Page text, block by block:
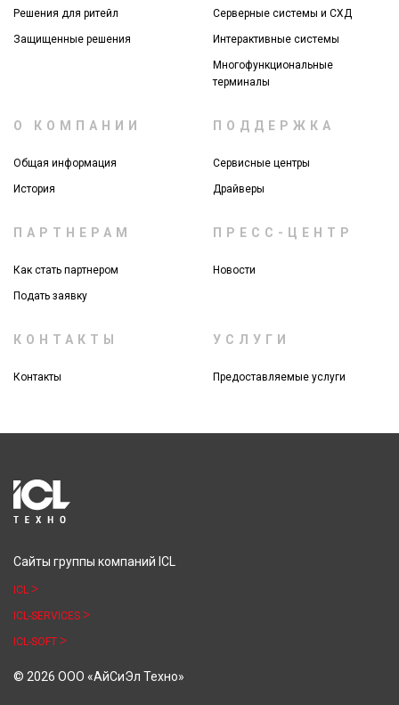
Решения для ритейл
Защищенные решения
Серверные системы и СХД
Интерактивные системы
Многофункциональные
терминалы
О КОМПАНИИ
Общая информация
История
ПОДДЕРЖКА
Сервисные центры
Драйверы
ПАРТНЕРАМ
Как стать партнером
Подать заявку
ПРЕСС-ЦЕНТР
Новости
КОНТАКТЫ
Контакты
УСЛУГИ
Предоставляемые услуги
Сайты группы компаний ICL
ICL
ICL-SERVICES
ICL-SOFT
© 2026 ООО «АйСиЭл Техно»